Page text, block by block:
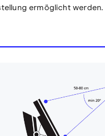
ermöglicht werden.